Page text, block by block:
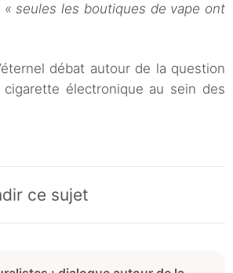
« seules les boutiques de vape ont
débat autour de la question
électronique au sein des
ce sujet